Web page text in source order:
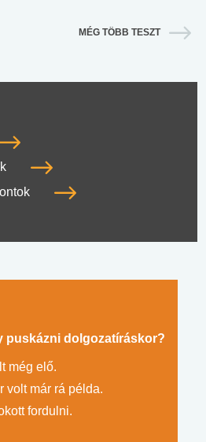
MÉG TÖBB TESZT
puskázni dolgozatíráskor?
még elő.
volt már rá példa.
fordulni.